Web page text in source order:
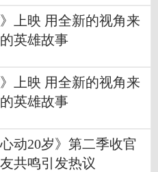
》上映 用全新的视角来
英雄故事
》上映 用全新的视角来
英雄故事
动20岁》第二季收官
共鸣引发热议